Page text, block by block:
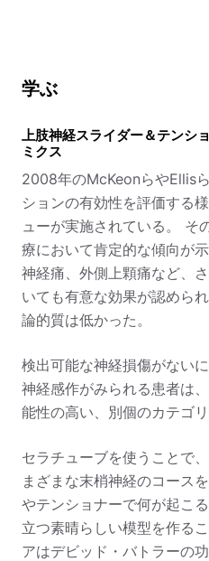
学ぶ
上肢神経スライダー＆テンシ
ミクス
2008年のMcKeonらやEllis
ションの有効性を評価する
ューが実施されている。 そ
療において肯定的な傾向が
神経痛、外側上顆痛など、
いても有意な効果が認めら
論的質は低かった。
検出可能な神経損傷がない
神経感作がみられる患者は
能性の高い、別個のカテゴ
セラチューブを使うことで
まざまな末梢神経のコース
やテンショナーで何が起こ
立つ素晴らしい模型を作る
アはデビッド・バトラーの功